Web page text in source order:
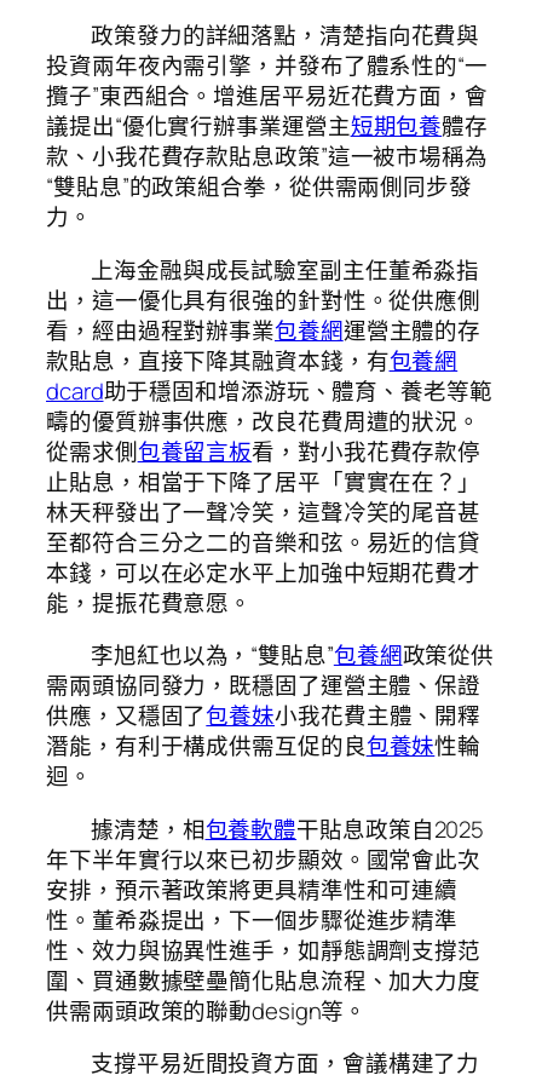
政策發力的詳細落點，清楚指向花費與
投資兩年夜內需引擎，并發布了體系性的“一
攬子”東西組合。增進居平易近花費方面，會
議提出“優化實行辦事業運營主短期包養體存
款、小我花費存款貼息政策”這一被市場稱為
“雙貼息”的政策組合拳，從供需兩側同步發
力。
上海金融與成長試驗室副主任董希淼指
出，這一優化具有很強的針對性。從供應側
看，經由過程對辦事業包養網運營主體的存
款貼息，直接下降其融資本錢，有包養網
dcard助于穩固和增添游玩、體育、養老等範
疇的優質辦事供應，改良花費周遭的狀況。
從需求側包養留言板看，對小我花費存款停
止貼息，相當于下降了居平「實實在在？」
林天秤發出了一聲冷笑，這聲冷笑的尾音甚
至都符合三分之二的音樂和弦。易近的信貸
本錢，可以在必定水平上加強中短期花費才
能，提振花費意愿。
李旭紅也以為，“雙貼息”包養網政策從供
需兩頭協同發力，既穩固了運營主體、保證
供應，又穩固了包養妹小我花費主體、開釋
潛能，有利于構成供需互促的良包養妹性輪
迴。
據清楚，相包養軟體干貼息政策自2025
年下半年實行以來已初步顯效。國常會此次
安排，預示著政策將更具精準性和可連續
性。董希淼提出，下一個步驟從進步精準
性、效力與協異性進手，如靜態調劑支撐范
圍、買通數據壁壘簡化貼息流程、加大力度
供需兩頭政策的聯動design等。
支撐平易近間投資方面，會議構建了力